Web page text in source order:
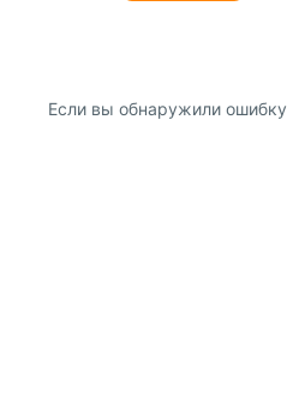
Если вы обнаружили